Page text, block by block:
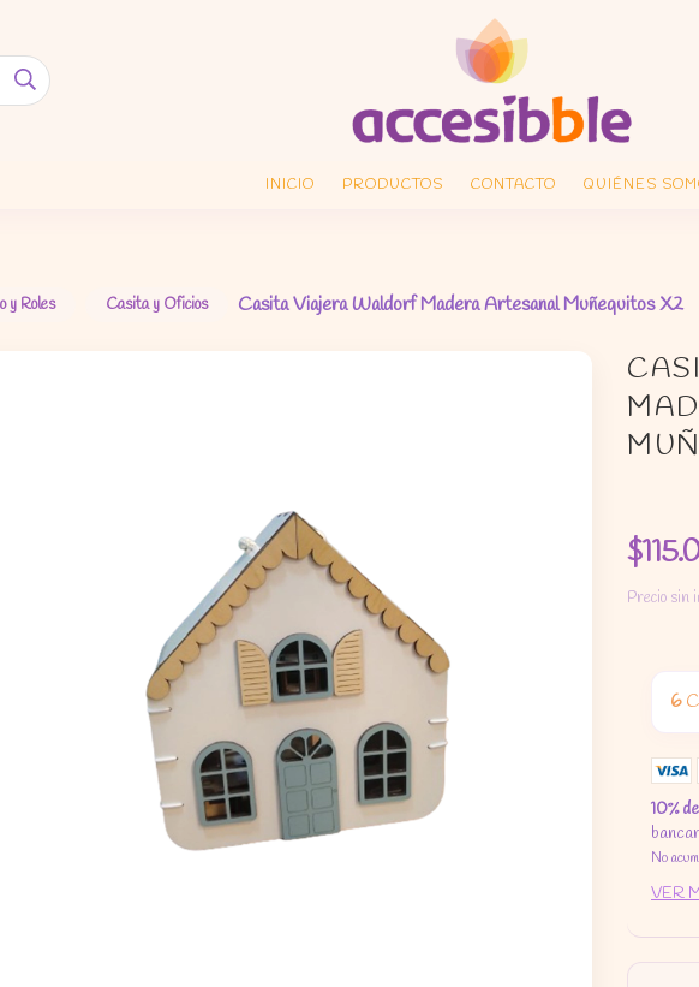
INICIO PRODUCTOS CONTACTO QUIÉNES
y Roles Casita y Oficios Casita Viajera Waldorf Madera Artesanal Muñequitos X2
Precio sin
6
10%
No
VER